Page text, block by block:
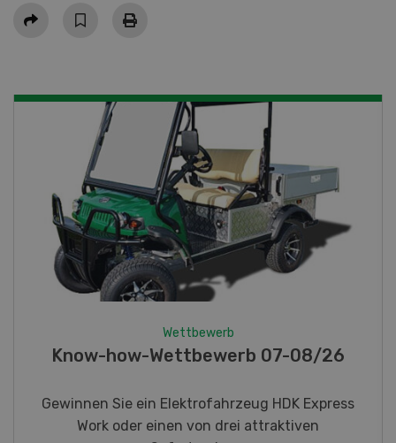
Teilen
Fotorätsel 07-08/26
Gewinnen Sie eines von fünf LANDI
Taschenmessern